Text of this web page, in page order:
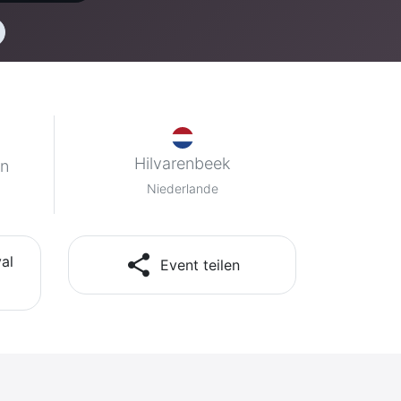
Hilvarenbeek
Niederlande
share Event teilen